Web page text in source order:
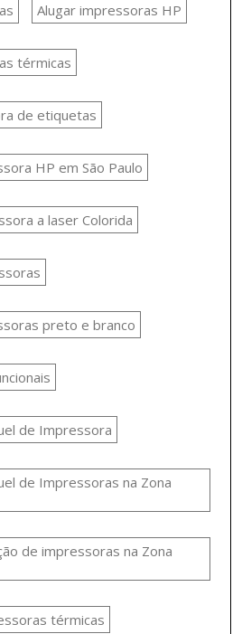
Alugar impressoras HP
térmicas
de etiquetas
HP em São Paulo
a laser Colorida
preto e branco
de Impressora
de Impressoras na Zona
de impressoras na Zona
térmicas